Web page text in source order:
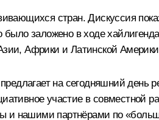
стран. Дискуссия
заложено в ходе
Африки и Латинской
на сегодняшний день
участие в
и нашими партнёрами по